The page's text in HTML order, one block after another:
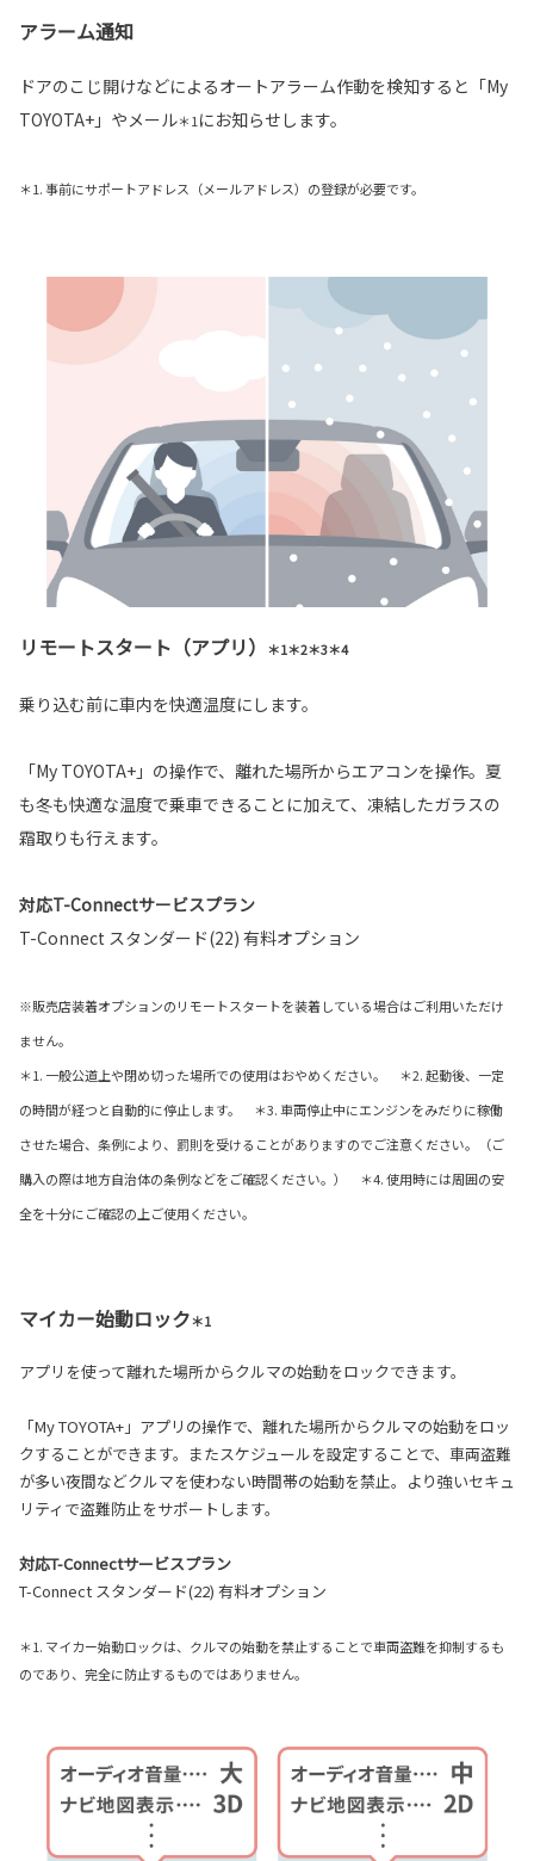
アラーム通知
ドアのこじ開けなどによるオートアラーム作動を検知すると「My
TOYOTA+」やメール＊1 にお知らせします。
＊1. 事前にサポートアドレス（メールアドレス）の登録が必要です。
リモートスタート（アプリ） ＊1＊2＊3＊4
乗り込む前に車内を快適温度にします。
「My TOYOTA+」の操作で、離れた場所からエアコンを操作。夏
も冬も快適な温度で乗車できることに加えて、凍結したガラスの
霜取りも行えます。
対応T-Connectサービスプラン
T-Connect スタンダード(22) 有料オプション
※販売店装着オプションのリモートスタートを装着している場合はご利用いただけ
ません。
＊1. 一般公道上や閉め切った場所での使用はおやめください。 ＊2. 起動後、一定
の時間が経つと自動的に停止します。 ＊3. 車両停止中にエンジンをみだりに稼働
させた場合、条例により、罰則を受けることがありますのでご注意ください。（ご
購入の際は地方自治体の条例などをご確認ください。） ＊4. 使用時には周囲の安
全を十分にご確認の上ご使用ください。
マイカー始動ロック＊1
アプリを使って離れた場所からクルマの始動をロックできます。
「My TOYOTA+」アプリの操作で、離れた場所からクルマの始動をロッ
クすることができます。またスケジュールを設定することで、車両盗難
が多い夜間などクルマを使わない時間帯の始動を禁止。より強いセキュ
リティで盗難防止をサポートします。
対応T-Connectサービスプラン
T-Connect スタンダード(22) 有料オプション
＊1. マイカー始動ロックは、クルマの始動を禁止することで車両盗難を抑制するも
のであり、完全に防止するものではありません。